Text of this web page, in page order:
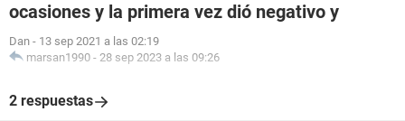
ocasiones y la primera vez dió negativo y
Dan - 13 sep 2021 a las 02:19
marsan1990 - 28 sep 2023 a las 09:26
2 respuestas